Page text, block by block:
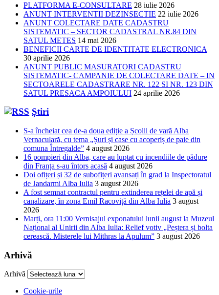
PLATFORMA E-CONSULTARE 28 iulie 2026
ANUNT INTERVENTII DEZINSECTIE 22 iulie 2026
ANUNT COLECTARE DATE CADASTRU
SISTEMATIC – SECTOR CADASTRAL NR.84 DIN
SATUL METES 14 mai 2026
BENEFICII CARTE DE IDENTITATE ELECTRONICA
30 aprilie 2026
ANUNT PUBLIC MASURATORI CADASTRU
SISTEMATIC- CAMPANIE DE COLECTARE DATE – IN
SECTOARELE CADASTRARE NR. 122 SI NR. 123 DIN
SATUL PRESACA AMPOIULUI 24 aprilie 2026
Știri
S-a încheiat cea de-a doua ediție a Școlii de vară Alba
Vernaculară, cu tema „Șuri și case cu acoperiș de paie din
comuna Întregalde” 4 august 2026
16 pompieri din Alba, care au luptat cu incendiile de pădure
din Franța s-au întors acasă 4 august 2026
Doi ofițeri și 32 de subofițeri avansați în grad la Inspectoratul
de Jandarmi Alba Iulia 3 august 2026
A fost semnat contractul pentru extinderea rețelei de apă și
canalizare, în zona Emil Racoviță din Alba Iulia 3 august
2026
Marți, ora 11:00 Vernisajul exponatului lunii august la Muzeul
Național al Unirii din Alba Iulia: Relief votiv „Peștera și bolta
cerească. Misterele lui Mithras la Apulum” 3 august 2026
Arhivă
Arhivă
Cookie-urile